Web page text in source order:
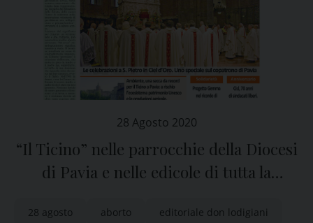
28 Agosto 2020
“Il Ticino” nelle parrocchie della Diocesi
di Pavia e nelle edicole di tutta la
28 agosto aborto editoriale don lodigiani